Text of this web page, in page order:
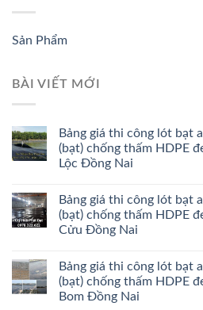
Sản Phẩm
BÀI VIẾT MỚI
Bảng giá thi công lót bạt
(bạt) chống thấm HDPE
Lộc Đồng Nai
Bảng giá thi công lót bạt
(bạt) chống thấm HDPE
Cửu Đồng Nai
Bảng giá thi công lót bạt
(bạt) chống thấm HDPE
Bom Đồng Nai